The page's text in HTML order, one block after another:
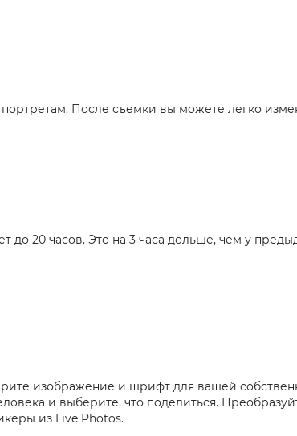
После съемки вы можете легко
до 20 часов. Это на 3 часа дольше, чем у
изображение и шрифт для вашей
и выберите, что поделиться.
из Live Photos.